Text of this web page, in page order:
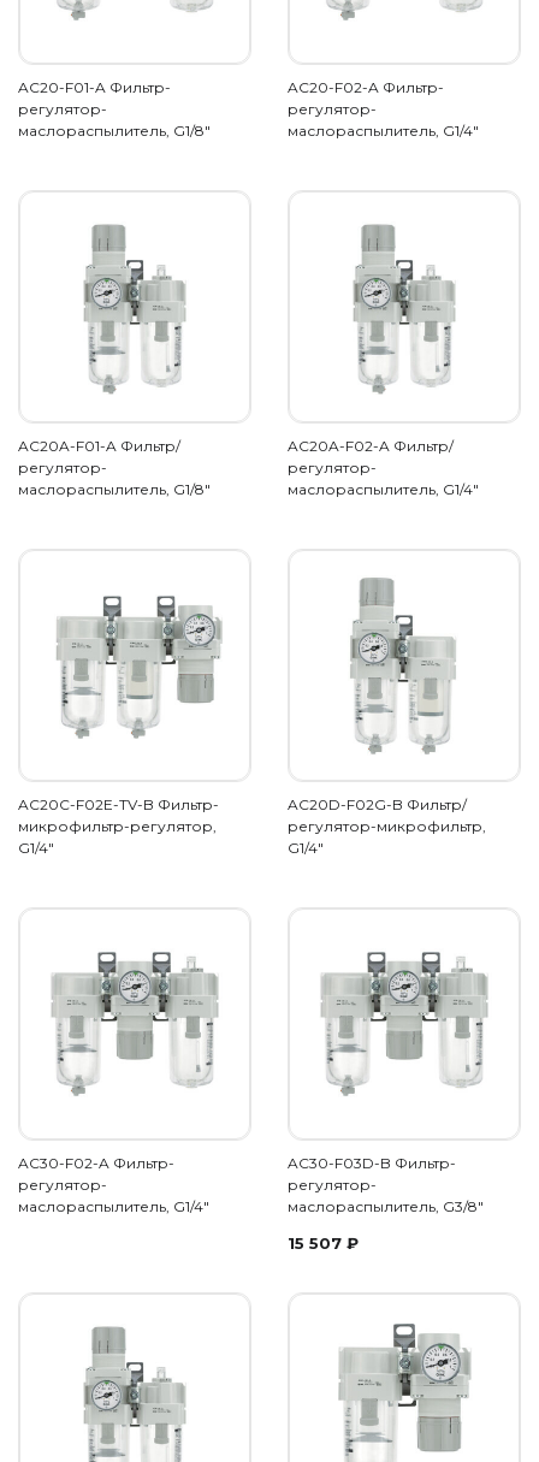
AC20-F01-A Фильтр-
регулятор-
маслораспылитель, G1/8"
AC20-F02-A Фильтр-
регулятор-
маслораспылитель, G1/4"
AC20A-F01-A Фильтр/
регулятор-
маслораспылитель, G1/8"
AC20A-F02-A Фильтр/
регулятор-
маслораспылитель, G1/4"
AC20C-F02E-TV-B Фильтр-
микрофильтр-регулятор,
G1/4"
AC20D-F02G-B Фильтр/
регулятор-микрофильтр,
G1/4"
AC30-F02-A Фильтр-
регулятор-
маслораспылитель, G1/4"
AC30-F03D-B Фильтр-
регулятор-
маслораспылитель, G3/8"
15 507 ₽